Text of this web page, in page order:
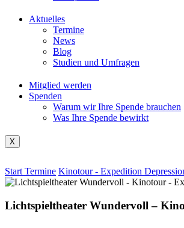
Aktuelles
Termine
News
Blog
Studien und Umfragen
Mitglied werden
Spenden
Warum wir Ihre Spende brauchen
Was Ihre Spende bewirkt
X
Start Termine Kinotour - Expedition
Lichtspieltheater Wundervoll –